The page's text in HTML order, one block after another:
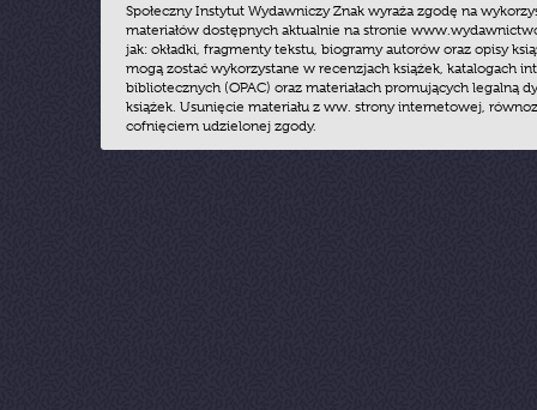
Społeczny Instytut Wydawniczy Znak wyraża zgodę na
materiałów dostępnych aktualnie na stronie
jak: okładki, fragmenty tekstu, biogramy autorów oraz opisy
mogą zostać wykorzystane w recenzjach książek, katalogach
bibliotecznych (OPAC) oraz materiałach promujących legalną
książek. Usunięcie materiału z ww. strony internetowej,
cofnięciem udzielonej zgody.